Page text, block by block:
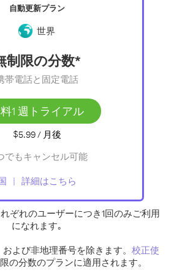
自動更新プラン
世界
制限の分数*
帯電話と固定電話
1 週トライアル
$5.99/ 月後
でもキャンセル可能
詳細はこちら
ぞれのユーザーにつき1回のみご利用
になれます｡
よび非地理番号を除きます。 校正使
の分数のプランに適用されます。